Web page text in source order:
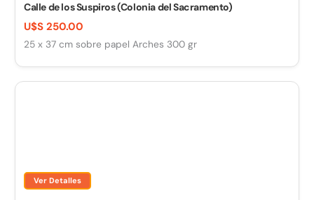
Calle de los Suspiros (Colonia del Sacramento)
U$S 250.00
25 x 37 cm sobre papel Arches 300 gr
Ver Detalles